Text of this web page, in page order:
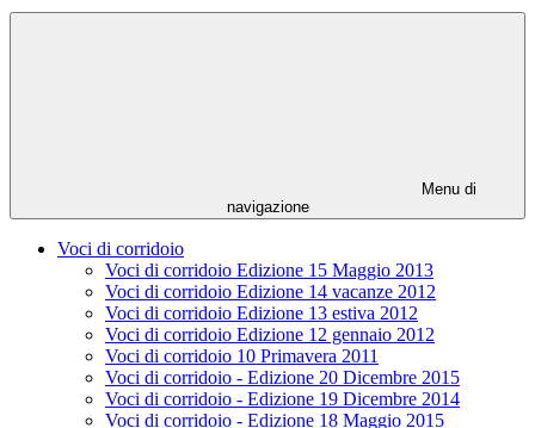
Menu di
navigazione
Voci di corridoio
Voci di corridoio Edizione 15 Maggio 2013
Voci di corridoio Edizione 14 vacanze 2012
Voci di corridoio Edizione 13 estiva 2012
Voci di corridoio Edizione 12 gennaio 2012
Voci di corridoio 10 Primavera 2011
Voci di corridoio - Edizione 20 Dicembre 2015
Voci di corridoio - Edizione 19 Dicembre 2014
Voci di corridoio - Edizione 18 Maggio 2015